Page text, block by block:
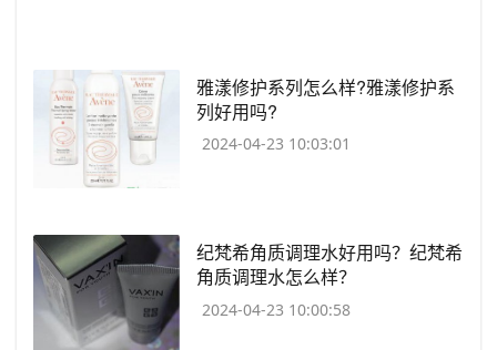
​雅漾修护系列怎么样?雅漾修护系
列好用吗?
2024-04-23 10:03:01
​纪梵希角质调理水好用吗？纪梵希
角质调理水怎么样？
2024-04-23 10:00:58